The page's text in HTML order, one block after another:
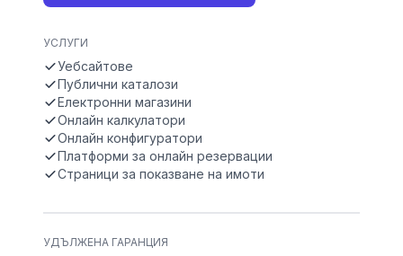
УСЛУГИ
Уебсайтове
Публични каталози
Електронни магазини
Онлайн калкулатори
Онлайн конфигуратори
Платформи за онлайн резервации
Страници за показване на имоти
УДЪЛЖЕНА ГАРАНЦИЯ